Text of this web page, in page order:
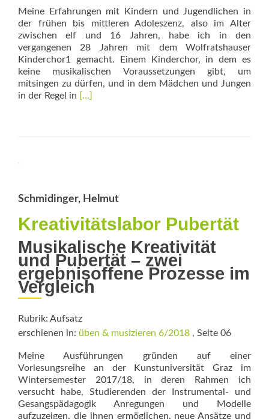
Meine Erfahrungen mit Kindern und Jugendlichen in
der frühen bis mittleren Adoleszenz, also im Alter
zwischen elf und 16 Jahren, habe ich in den
vergangenen 28 Jahren mit dem Wolfratshauser
Kinderchor1 gemacht. Einem Kinderchor, in dem es
keine musikalischen Voraussetzungen gibt, um
mitsingen zu dürfen, und in dem Mädchen und Jungen
in der Regel in Read
[…]
Schmidinger, Helmut
Kreativitätslabor Pubertät
Musikalische Kreativität
und Pubertät – zwei
ergebnisoffene Prozesse im
Vergleich
Rubrik: Aufsatz
erschienen in: üben & musizieren 6/2018 , Seite 06
Meine Ausführungen gründen auf einer
Vorlesungsreihe an der Kunstuniversität Graz im
Wintersemester 2017/18, in deren Rahmen ich
versucht habe, Studierenden der Instrumental- und
Gesangspädagogik Anregungen und Modelle
aufzuzeigen, die ihnen ermög­lichen, neue Ansätze und